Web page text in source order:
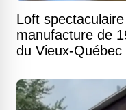
Loft
manufacture de
du Vieux-Québec